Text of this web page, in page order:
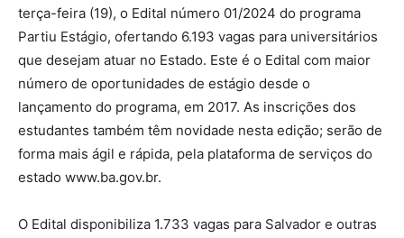
terça-feira (19), o Edital número 01/2024 do programa
Partiu Estágio, ofertando 6.193 vagas para universitários
que desejam atuar no Estado. Este é o Edital com maior
número de oportunidades de estágio desde o
lançamento do programa, em 2017. As inscrições dos
estudantes também têm novidade nesta edição; serão de
forma mais ágil e rápida, pela plataforma de serviços do
estado www.ba.gov.br.
O Edital disponibiliza 1.733 vagas para Salvador e outras